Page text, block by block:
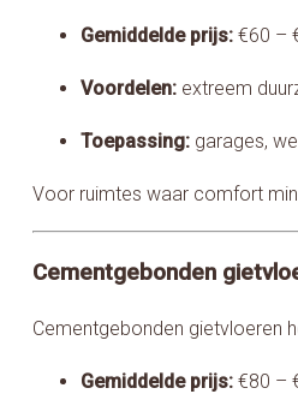
Gemiddelde prijs:€60 –
Voordelen:extreem
Toepassing:garages,
Voor ruimtes waar comfort
Cementgebonden
Cementgebonden gietvloeren
Gemiddelde prijs:€80 –